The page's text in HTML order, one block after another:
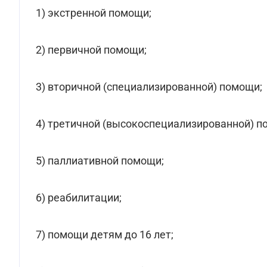
1) экстренной помощи;
2) первичной помощи;
3) вторичной (специализированной) помощи;
4) третичной (высокоспециализированной)
5) паллиативной помощи;
6) реабилитации;
7) помощи детям до 16 лет;